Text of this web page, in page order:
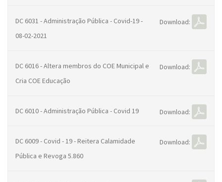
DC 6031 - Administração Pública - Covid-19 -
08-02-2021
Download:
DC 6016 - Altera membros do COE Municipal e
Cria COE Educação
Download:
DC 6010 - Administração Pública - Covid 19 Download:
DC 6009 - Covid - 19 - Reitera Calamidade
Pública e Revoga 5.860
Download: